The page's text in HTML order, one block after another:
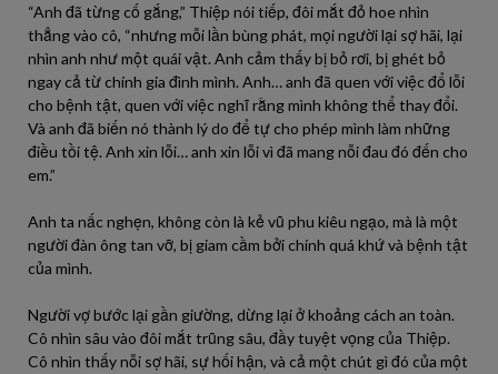
“Anh đã từng cố gắng,” Thiệp nói tiếp, đôi mắt đỏ hoe nhìn
thẳng vào cô, “nhưng mỗi lần bùng phát, mọi người lại sợ hãi, lại
nhìn anh như một quái vật. Anh cảm thấy bị bỏ rơi, bị ghét bỏ
ngay cả từ chính gia đình mình. Anh… anh đã quen với việc đổ lỗi
cho bệnh tật, quen với việc nghĩ rằng mình không thể thay đổi.
Và anh đã biến nó thành lý do để tự cho phép mình làm những
điều tồi tệ. Anh xin lỗi… anh xin lỗi vì đã mang nỗi đau đó đến cho
em.”
Anh ta nấc nghẹn, không còn là kẻ vũ phu kiêu ngạo, mà là một
người đàn ông tan vỡ, bị giam cầm bởi chính quá khứ và bệnh tật
của mình.
Người vợ bước lại gần giường, dừng lại ở khoảng cách an toàn.
Cô nhìn sâu vào đôi mắt trũng sâu, đầy tuyệt vọng của Thiệp.
Cô nhìn thấy nỗi sợ hãi, sự hối hận, và cả một chút gì đó của một